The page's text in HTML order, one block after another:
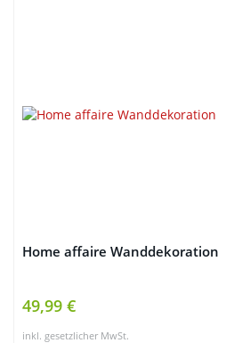
Home affaire Wanddekoration
49,99 €
inkl. gesetzlicher MwSt.